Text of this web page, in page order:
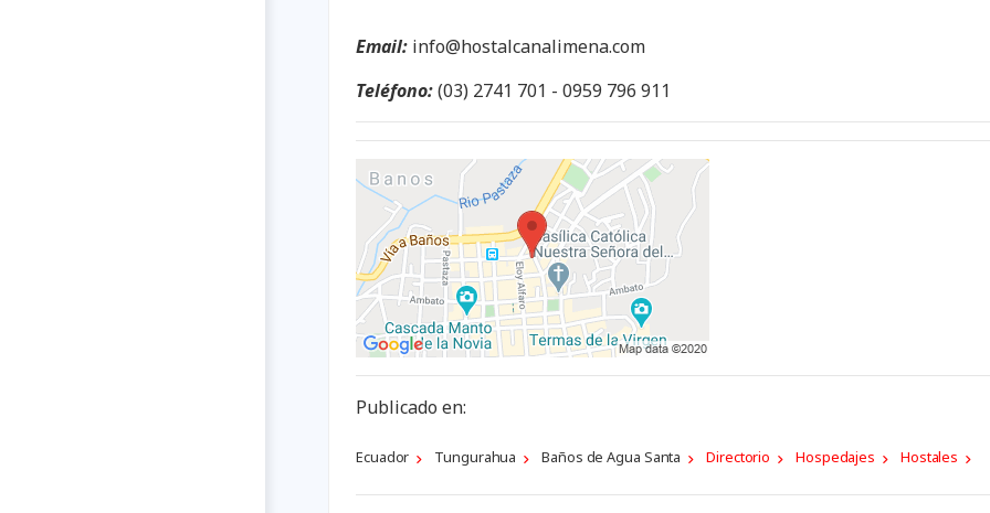
Email: info@hostalcanalimena.com
Teléfono:(03) 2741 701 - 0959 796 911
Publicado en:
Ecuador Tungurahua Baños de Agua Santa Directorio Hospedajes Hostales